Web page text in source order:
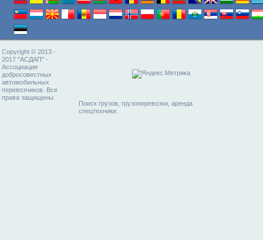
Copyright © 2013 -
2017 "АСДАП" -
Ассоциация
добросовестных
автомобильных
перевозчиков. Все
права защищены.
Поиск грузов, грузоперевозки, аренда
спецтехники.